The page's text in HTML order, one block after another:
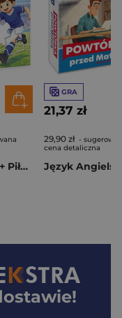
Puzzle Kids 3+ Piłkarze 30 elementów
GRA
21,37 zł
29,90 zł -
cena detaliczna